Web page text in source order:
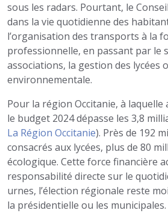
sous les radars. Pourtant, le
dans la vie quotidienne des
l’organisation des transports à la
professionnelle, en passant par le
associations, la gestion des lycées
environnementale.
Pour la région Occitanie, à laquelle
le budget 2024 dépasse les 3,8
La Région Occitanie). Près de 192
consacrés aux lycées, plus de 80
écologique. Cette force financière
responsabilité directe sur le
urnes, l’élection régionale reste
la présidentielle ou les municipales.